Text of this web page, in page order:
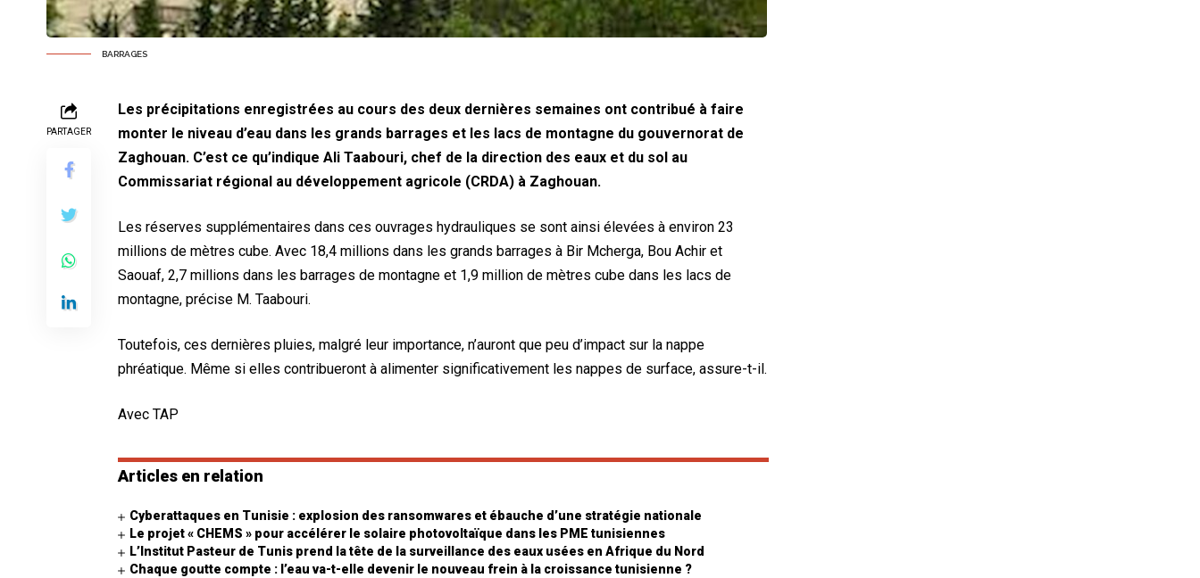
BARRAGES
PARTAGER
Les précipitations enregistrées au cours des deux dernières semaines ont contribué à faire
monter le niveau d’eau dans les grands barrages et les lacs de montagne du gouvernorat de
Zaghouan. C’est ce qu’indique Ali Taabouri, chef de la direction des eaux et du sol au
Commissariat régional au développement agricole (CRDA) à Zaghouan.
Les réserves supplémentaires dans ces ouvrages hydrauliques se sont ainsi élevées à environ 23
millions de mètres cube. Avec 18,4 millions dans les grands barrages à Bir Mcherga, Bou Achir et
Saouaf, 2,7 millions dans les barrages de montagne et 1,9 million de mètres cube dans les lacs de
montagne, précise M. Taabouri.
Toutefois, ces dernières pluies, malgré leur importance, n’auront que peu d’impact sur la nappe
phréatique. Même si elles contribueront à alimenter significativement les nappes de surface, assure-t-il.
Avec TAP
Articles en relation
Cyberattaques en Tunisie : explosion des ransomwares et ébauche d’une stratégie nationale
Le projet « CHEMS » pour accélérer le solaire photovoltaïque dans les PME tunisiennes
L’Institut Pasteur de Tunis prend la tête de la surveillance des eaux usées en Afrique du Nord
Chaque goutte compte : l’eau va-t-elle devenir le nouveau frein à la croissance tunisienne ?